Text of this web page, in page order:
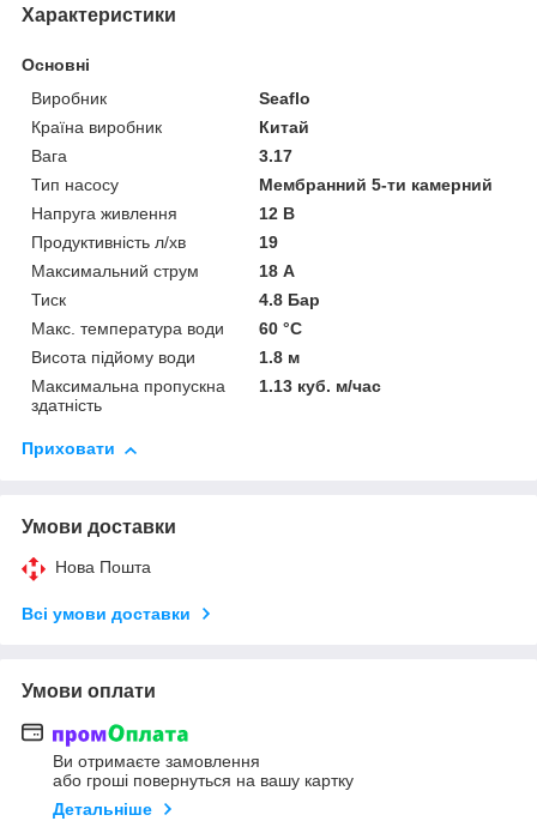
Характеристики
Основні
Виробник
Seaflo
Країна виробник
Китай
Вага
3.17
Тип насосу
Мембранний 5-ти камерний
Напруга живлення
12 В
Продуктивність л/хв
19
Максимальний струм
18 А
Тиск
4.8 Бар
Макс. температура води
60 °C
Висота підйому води
1.8 м
Максимальна пропускна
здатність
1.13 куб. м/час
Приховати
Умови доставки
Нова Пошта
Всі умови доставки
Умови оплати
Ви отримаєте замовлення
або гроші повернуться на вашу картку
Детальніше